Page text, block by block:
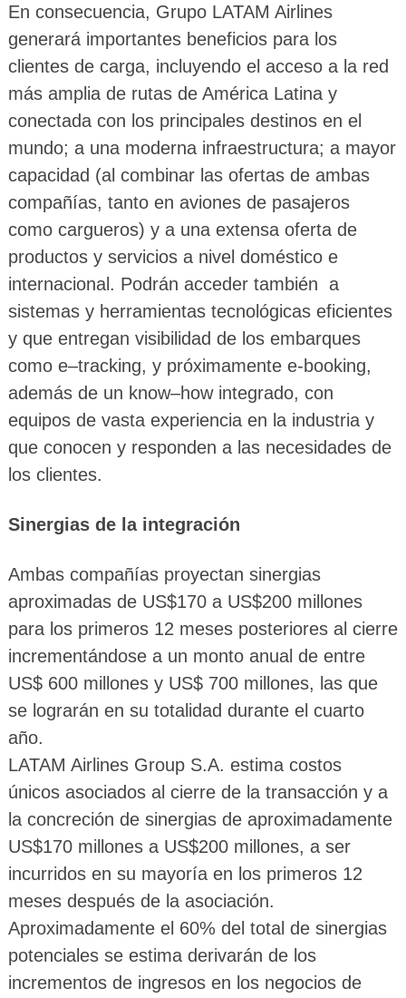
En consecuencia, Grupo LATAM Airlines
generará importantes beneficios para los
clientes de carga, incluyendo el acceso a la red
más amplia de rutas de América Latina y
conectada con los principales destinos en el
mundo; a una moderna infraestructura; a mayor
capacidad (al combinar las ofertas de ambas
compañías, tanto en aviones de pasajeros
como cargueros) y a una extensa oferta de
productos y servicios a nivel doméstico e
internacional. Podrán acceder también a
sistemas y herramientas tecnológicas eficientes
y que entregan visibilidad de los embarques
como e–tracking, y próximamente e-booking,
además de un know–how integrado, con
equipos de vasta experiencia en la industria y
que conocen y responden a las necesidades de
los clientes.
Sinergias de la integración
Ambas compañías proyectan sinergias
aproximadas de US$170 a US$200 millones
para los primeros 12 meses posteriores al cierre
incrementándose a un monto anual de entre
US$ 600 millones y US$ 700 millones, las que
se lograrán en su totalidad durante el cuarto
año.
LATAM Airlines Group S.A. estima costos
únicos asociados al cierre de la transacción y a
la concreción de sinergias de aproximadamente
US$170 millones a US$200 millones, a ser
incurridos en su mayoría en los primeros 12
meses después de la asociación.
Aproximadamente el 60% del total de sinergias
potenciales se estima derivarán de los
incrementos de ingresos en los negocios de